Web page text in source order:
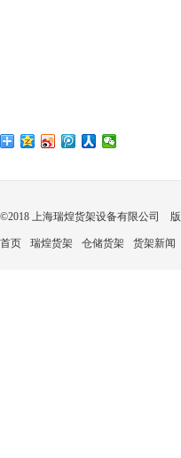
©2018 上海瑞煌货架设备有限公司
首页 瑞煌货架 仓储货架 货架新闻